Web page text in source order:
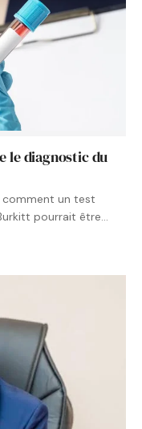
le diagnostic du
un test
pourrait être